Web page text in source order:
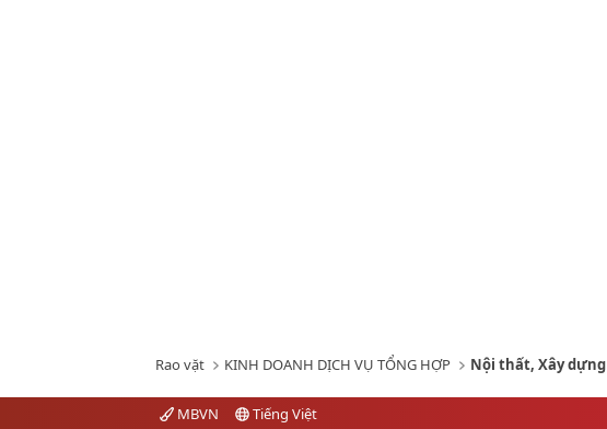
Rao vặt KINH DOANH DỊCH VỤ TỔNG HỢP Nội thất, Xây dựng
MBVN Tiếng Việt